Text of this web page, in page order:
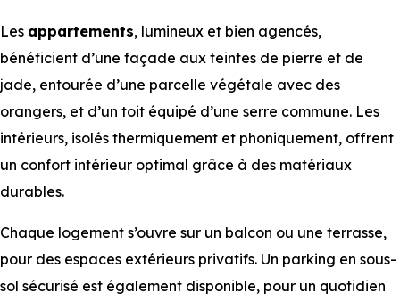
Les appartements, lumineux et bien agencés,
bénéficient d’une façade aux teintes de pierre et de
jade, entourée d’une parcelle végétale avec des
orangers, et d’un toit équipé d’une serre commune. Les
intérieurs, isolés thermiquement et phoniquement, offrent
un confort intérieur optimal grâce à des matériaux
durables.
Chaque logement s’ouvre sur un balcon ou une terrasse,
pour des espaces extérieurs privatifs. Un parking en sous-
sol sécurisé est également disponible, pour un quotidien